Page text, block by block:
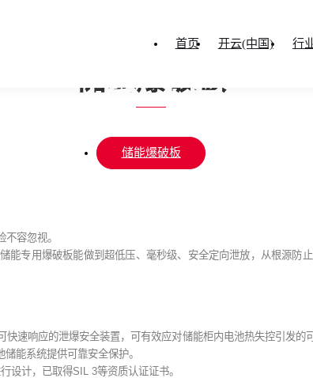
首页 开云(中国) 行
PRODUCTS
开云(中国)
储能爆破板
储能爆破板
容忽视。
能专用爆破板能做到超低压、毫秒级、安全定向泄放，从根源防
速响应的泄爆安全装置，可有效应对储能柜内电池热失控引发
能系统提供可靠安全保护。
设计，已取得SIL 3等资质认证证书。